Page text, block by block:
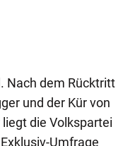
Nach dem Rücktritt
und der Kür von
die Volkspartei
Umfrage